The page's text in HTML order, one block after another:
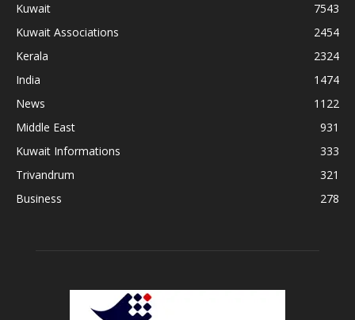
Kuwait
7543
Kuwait Associations
2454
Kerala
2324
India
1474
News
1122
Middle East
931
Kuwait Informations
333
Trivandrum
321
Business
278